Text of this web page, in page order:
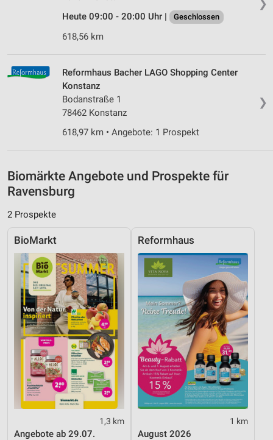
❯
Heute 09:00 - 20:00 Uhr |
Geschlossen
618,56 km
❯
Reformhaus Bacher LAGO Shopping Center
Konstanz
Bodanstraße 1
78462 Konstanz
618,97 km • Angebote: 1 Prospekt
Biomärkte Angebote und Prospekte für
Ravensburg
2 Prospekte
BioMarkt
1,3 km
Angebote ab 29.07.
Reformhaus
1 km
August 2026
Verwendung genauer Standortdaten
Geräte anhand von aktiv angeforderten
Informationen identifizieren
Nicht-IAB-Verarbeitungszwecke:
Performance